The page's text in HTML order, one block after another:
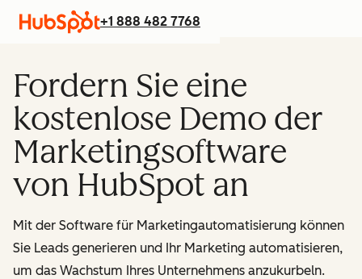
+1 888 482 7768
Fordern Sie eine
kostenlose Demo der
Marketingsoftware
von HubSpot an
Mit der Software für Marketingautomatisierung können
Sie Leads generieren und Ihr Marketing automatisieren,
um das Wachstum Ihres Unternehmens anzukurbeln.